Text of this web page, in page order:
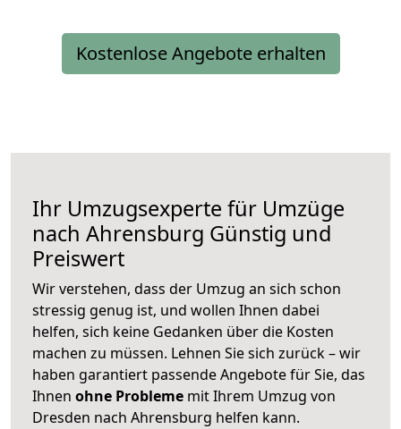
Kostenlose Angebote erhalten
Ihr Umzugsexperte für Umzüge
nach Ahrensburg Günstig und
Preiswert
Wir verstehen, dass der Umzug an sich schon
stressig genug ist, und wollen Ihnen dabei
helfen, sich keine Gedanken über die Kosten
machen zu müssen. Lehnen Sie sich zurück – wir
haben garantiert passende Angebote für Sie, das
Ihnen ohne Probleme mit Ihrem Umzug von
Dresden nach Ahrensburg helfen kann.